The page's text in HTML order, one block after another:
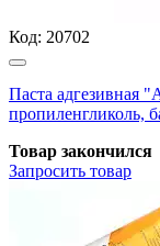
Код: 20702
Паста адгезивная
Товар закончился
Запросить товар